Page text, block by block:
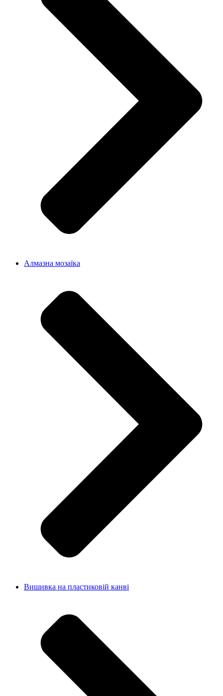
Алмазна мозаїка
Вишивка на пластиковій канві